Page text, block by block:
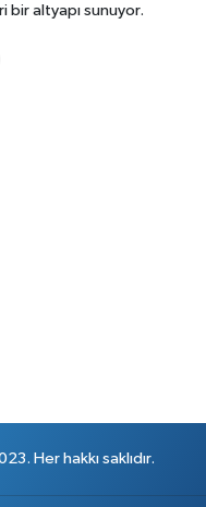
bir altyapı sunuyor.
Her hakkı saklıdır.